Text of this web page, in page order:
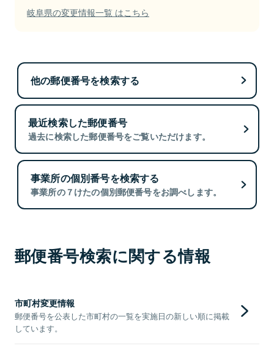
岐阜県の変更情報一覧 はこちら
他の郵便番号を検索する
最近検索した郵便番号
過去に検索した郵便番号をご覧いただけます。
事業所の個別番号を検索する
事業所の７けたの個別郵便番号をお調べします。
郵便番号検索に関する情報
市町村変更情報
郵便番号を公表した市町村の一覧を実施日の新しい順に掲載
しています。